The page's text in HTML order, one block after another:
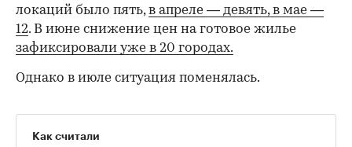
локаций было пять,в апреле — девять,в мае —
12. В июне снижение цен на готовое жилье
зафиксировали уже в 20 городах.
Однако в июле ситуация поменялась.
Как считали